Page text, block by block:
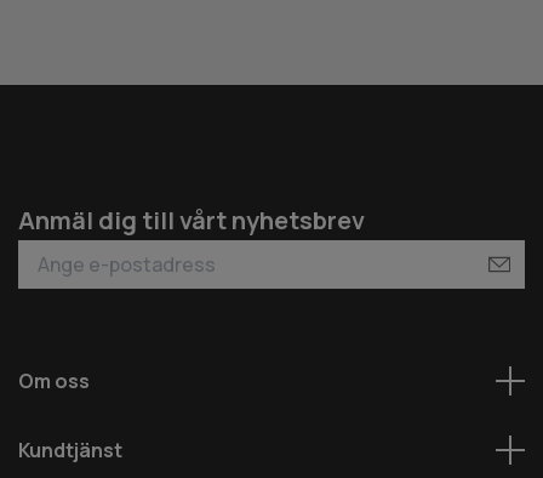
Anmäl dig till vårt nyhetsbrev
Om oss
Kundtjänst